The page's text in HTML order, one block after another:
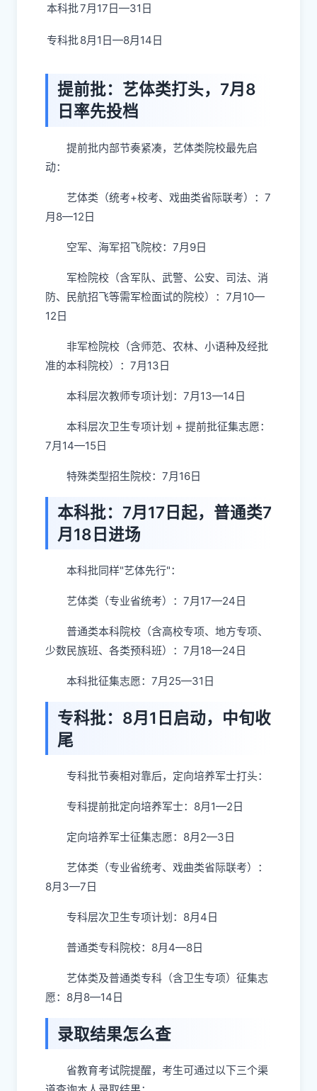
本科批7月17日—31日
专科批8月1日—8月14日
提前批：艺体类打头，7月8
日率先投档
提前批内部节奏紧凑，艺体类院校最先启
动：
艺体类（统考+校考、戏曲类省际联考）：7
月8—12日
空军、海军招飞院校：7月9日
军检院校（含军队、武警、公安、司法、消
防、民航招飞等需军检面试的院校）：7月10—
12日
非军检院校（含师范、农林、小语种及经批
准的本科院校）：7月13日
本科层次教师专项计划：7月13—14日
本科层次卫生专项计划​ + 提前批征集志愿：
7月14—15日
特殊类型招生院校：7月16日
本科批：7月17日起，普通类7
月18日进场
本科批同样"艺体先行"：
艺体类（专业省统考）：7月17—24日
普通类本科院校（含高校专项、地方专项、
少数民族班、各类预科班）：7月18—24日
本科批征集志愿：7月25—31日
专科批：8月1日启动，中旬收
尾
专科批节奏相对靠后，定向培养军士打头：
专科提前批定向培养军士：8月1—2日
定向培养军士征集志愿：8月2—3日
艺体类（专业省统考、戏曲类省际联考）：
8月3—7日
专科层次卫生专项计划：8月4日
普通类专科院校：8月4—8日
艺体类及普通类专科（含卫生专项）征集志
愿：8月8—14日
录取结果怎么查
省教育考试院提醒，考生可通过以下三个渠